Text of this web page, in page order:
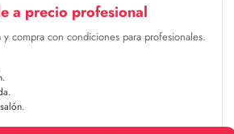
a precio profesional
compra con condiciones para profesionales.